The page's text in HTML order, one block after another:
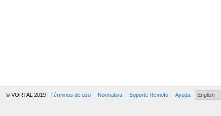
© VORTAL 2019 Términos de uso Normativa Soporte Remoto Ayuda